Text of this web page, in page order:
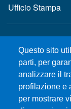
Questo sito
parti, per
analizzare il
profilazione e
per mostrare
Ufficio Stampa
MENÙ FOOTER 2
Bandi e concorsi
Gare d'appalto
Albo online
CIAM - Servizi
Brand Identity